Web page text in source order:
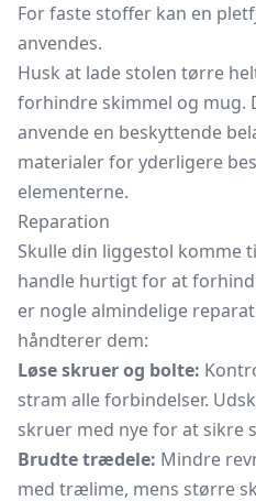
For faste stoffer kan en
anvendes.
Husk at lade stolen tørre
forhindre skimmel og mug.
anvende en beskyttende
materialer for yderligere
elementerne.
Reparation
Skulle din liggestol komme
handle hurtigt for at
er nogle almindelige
håndterer dem:
Løse skruer og bolte:
stram alle forbindelser.
skruer med nye for at sikre
Brudte trædele: Mindre
med trælime, mens større